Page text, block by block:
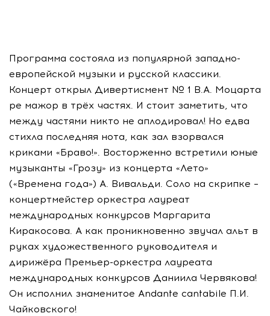
Программа состояла из популярной западно-
европейской музыки и русской классики.
Концерт открыл Дивертисмент № 1 В.А. Моцарта
ре мажор в трёх частях. И стоит заметить, что
между частями никто не аплодировал! Но едва
стихла последняя нота, как зал взорвался
криками «Браво!». Восторженно встретили юные
музыканты «Грозу» из концерта «Лето»
(«Времена года») А. Вивальди. Соло на скрипке –
концертмейстер оркестра лауреат
международных конкурсов Маргарита
Киракосова. А как проникновенно звучал альт в
руках художественного руководителя и
дирижёра Премьер-оркестра лауреата
международных конкурсов Даниила Червякова!
Он исполнил знаменитое Аndante cantabile П.И.
Чайковского!